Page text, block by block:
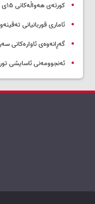
کورتەی هەواڵەکانی ۱۵ی گەلاوێژی ۱۴۰۵ی هەتاوی
ئاماری قوربانیانی
گەڕانەوەی ئاوارەکانی سەرێکانی بۆ
ئەنجوومەنی ئاسایشی